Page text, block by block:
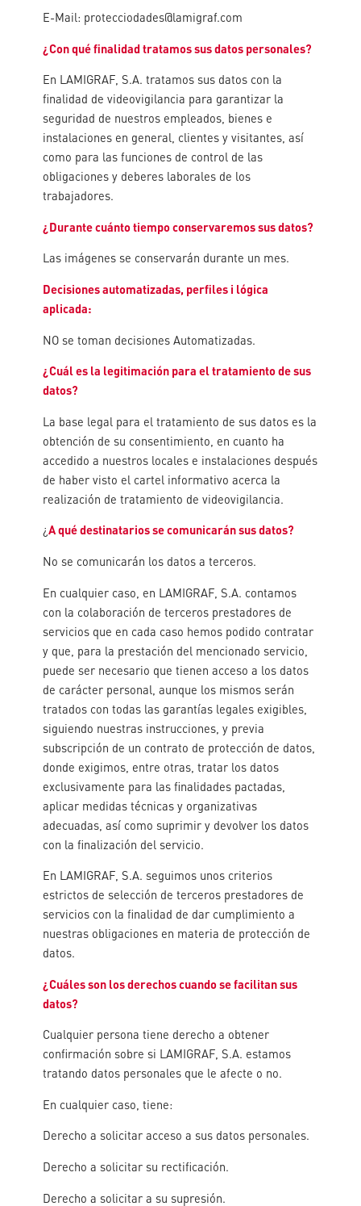
E-Mail: protecciodades@lamigraf.com
¿Con qué finalidad tratamos sus datos personales?
En LAMIGRAF, S.A. tratamos sus datos con la
finalidad de videovigilancia para garantizar la
seguridad de nuestros empleados, bienes e
instalaciones en general, clientes y visitantes, así
como para las funciones de control de las
obligaciones y deberes laborales de los
trabajadores.
¿Durante cuánto tiempo conservaremos sus datos?
Las imágenes se conservarán durante un mes.
Decisiones automatizadas, perfiles i lógica
aplicada:
NO se toman decisiones Automatizadas.
¿Cuál es la legitimación para el tratamiento de sus
datos?
La base legal para el tratamiento de sus datos es la
obtención de su consentimiento, en cuanto ha
accedido a nuestros locales e instalaciones después
de haber visto el cartel informativo acerca la
realización de tratamiento de videovigilancia.
¿A qué destinatarios se comunicarán sus datos?
No se comunicarán los datos a terceros.
En cualquier caso, en LAMIGRAF, S.A. contamos
con la colaboración de terceros prestadores de
servicios que en cada caso hemos podido contratar
y que, para la prestación del mencionado servicio,
puede ser necesario que tienen acceso a los datos
de carácter personal, aunque los mismos serán
tratados con todas las garantías legales exigibles,
siguiendo nuestras instrucciones, y previa
subscripción de un contrato de protección de datos,
donde exigimos, entre otras, tratar los datos
exclusivamente para las finalidades pactadas,
aplicar medidas técnicas y organizativas
adecuadas, así como suprimir y devolver los datos
con la finalización del servicio.
En LAMIGRAF, S.A. seguimos unos criterios
estrictos de selección de terceros prestadores de
servicios con la finalidad de dar cumplimiento a
nuestras obligaciones en materia de protección de
datos.
¿Cuáles son los derechos cuando se facilitan sus
datos?
Cualquier persona tiene derecho a obtener
confirmación sobre si LAMIGRAF, S.A. estamos
tratando datos personales que le afecte o no.
En cualquier caso, tiene:
Derecho a solicitar acceso a sus datos personales.
Derecho a solicitar su rectificación.
Derecho a solicitar a su supresión.